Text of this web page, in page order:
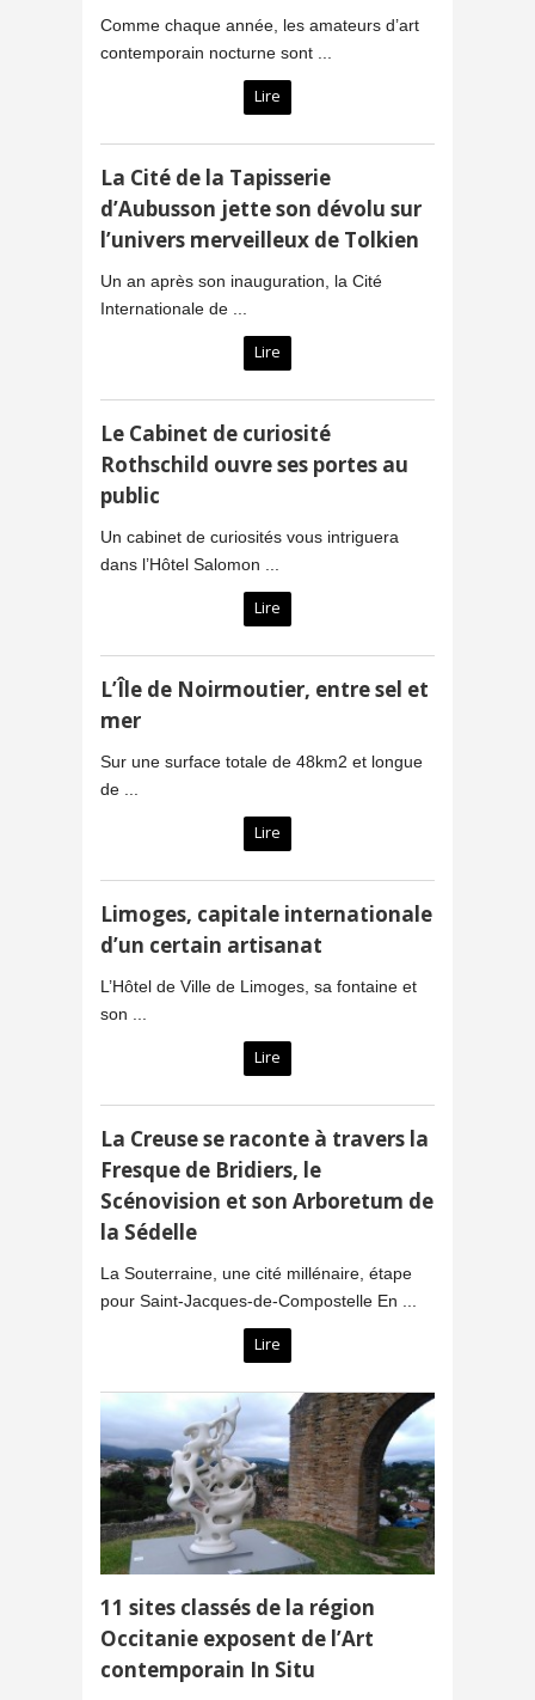
Comme chaque année, les amateurs d’art
contemporain nocturne sont ...
Lire
La Cité de la Tapisserie
d’Aubusson jette son dévolu sur
l’univers merveilleux de Tolkien
Un an après son inauguration, la Cité
Internationale de ...
Lire
Le Cabinet de curiosité
Rothschild ouvre ses portes au
public
Un cabinet de curiosités vous intriguera
dans l’Hôtel Salomon ...
Lire
L’Île de Noirmoutier, entre sel et
mer
Sur une surface totale de 48km2 et longue
de ...
Lire
Limoges, capitale internationale
d’un certain artisanat
L’Hôtel de Ville de Limoges, sa fontaine et
son ...
Lire
La Creuse se raconte à travers la
Fresque de Bridiers, le
Scénovision et son Arboretum de
la Sédelle
La Souterraine, une cité millénaire, étape
pour Saint-Jacques-de-Compostelle En ...
Lire
11 sites classés de la région
Occitanie exposent de l’Art
contemporain In Situ